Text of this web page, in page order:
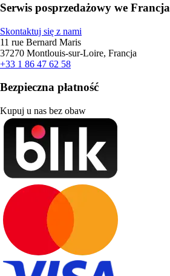
Serwis posprzedażowy we Francja
Skontaktuj się z nami
11 rue Bernard Maris
37270 Montlouis-sur-Loire, Francja
+33 1 86 47 62 58
Bezpieczna płatność
Kupuj u nas bez obaw